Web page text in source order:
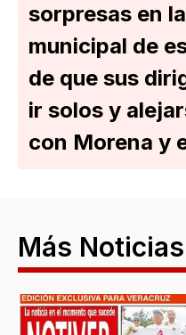
sorpresas en
municipal de
de que sus
ir solos y
con Morena y
Más Noticias